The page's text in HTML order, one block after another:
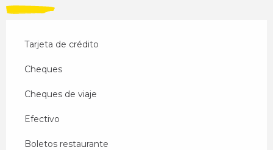
Tarjeta de crédito
Cheques
Cheques de viaje
Efectivo
Boletos restaurante